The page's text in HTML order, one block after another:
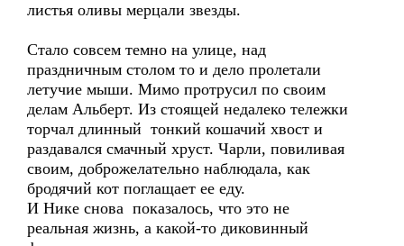
листья оливы мерцали звезды.
Стало совсем темно на улице, над
праздничным столом то и дело пролетали
летучие мыши. Мимо протрусил по своим
делам Альберт. Из стоящей недалеко тележки
торчал длинный тонкий кошачий хвост и
раздавался смачный хруст. Чарли, повиливая
своим, доброжелательно наблюдала, как
бродячий кот поглащает ее еду.
И Нике снова показалось, что это не
реальная жизнь, а какой-то диковинный